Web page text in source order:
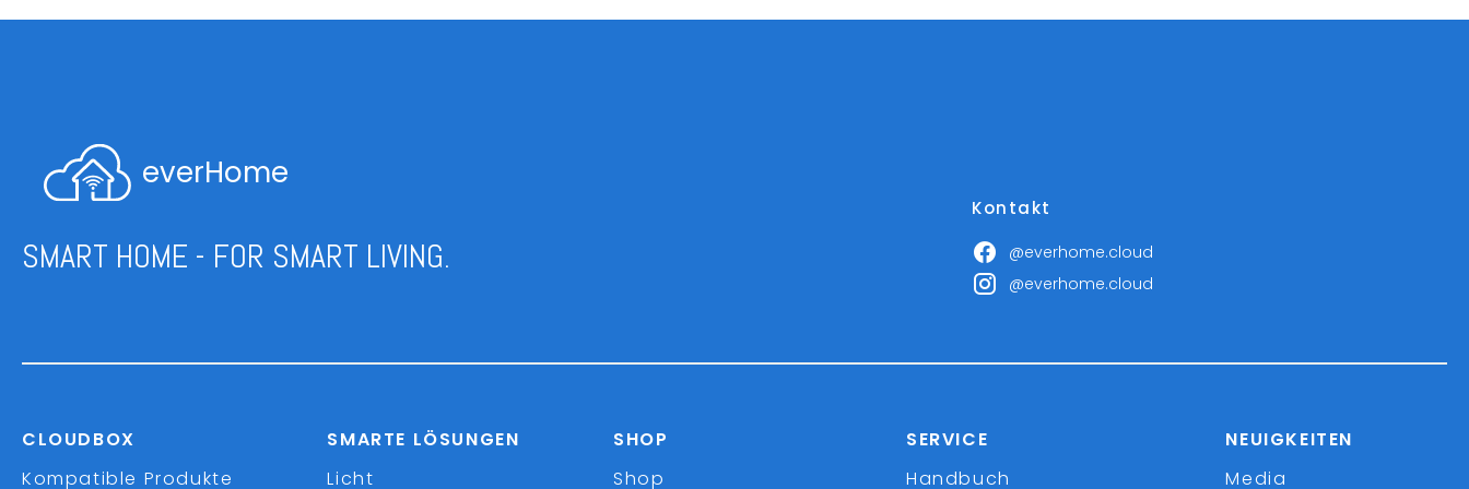
everHome
SMART HOME - FOR SMART LIVING.
Kontakt
@everhome.cloud
@everhome.cloud
CLOUDBOX
Kompatible Produkte
SMARTE LÖSUNGEN
Licht
SHOP
Shop
SERVICE
Handbuch
NEUIGKEITEN
Media